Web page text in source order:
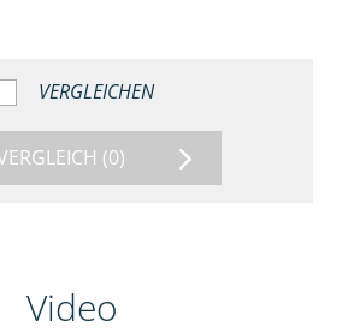
VERGLEICHEN
(0)
Video